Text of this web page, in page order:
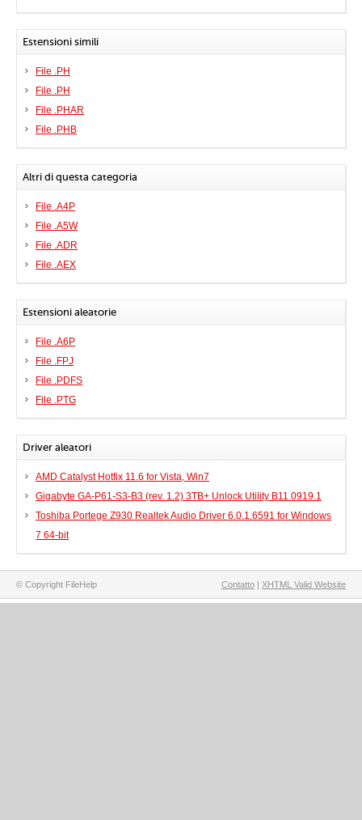
Estensioni simili
File .PH
File .PH
File .PHAR
File .PHB
Altri di questa categoria
File .A4P
File .A5W
File .ADR
File .AEX
Estensioni aleatorie
File .A6P
File .FPJ
File .PDFS
File .PTG
Driver aleatori
AMD Catalyst Hotfix 11.6 for Vista, Win7
Gigabyte GA-P61-S3-B3 (rev. 1.2) 3TB+ Unlock Utility B11.0919.1
Toshiba Portege Z930 Realtek Audio Driver 6.0.1.6591 for Windows
7 64-bit
© Copyright FileHelp Contatto | XHTML Valid Website